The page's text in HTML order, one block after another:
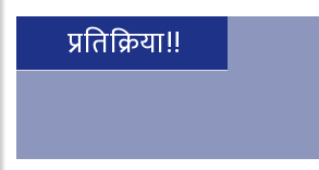
प्रतिक्रिया!!